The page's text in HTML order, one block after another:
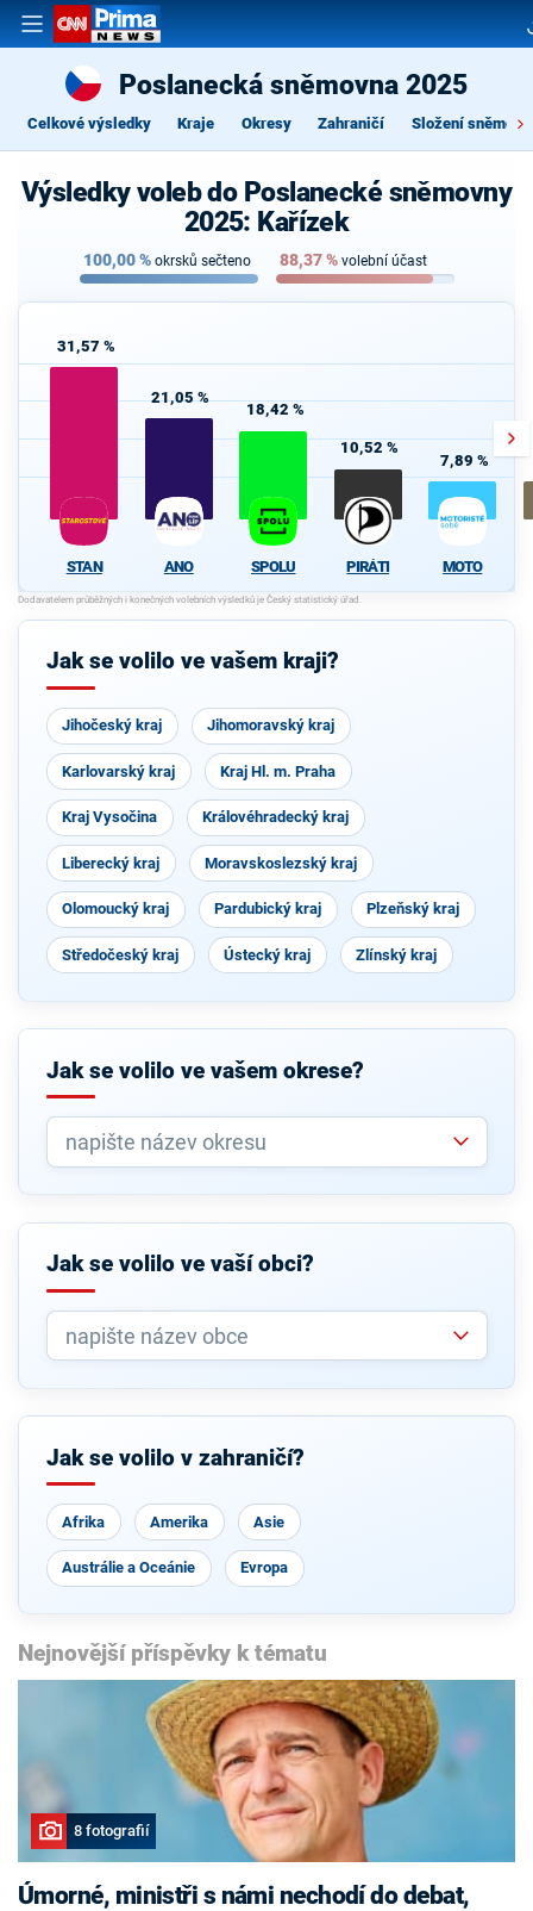
Poslanecká sněmovna 2025
Celkové výsledky Kraje Okresy Zahraničí Složení
Výsledky voleb do Poslanecké sněmovny
2025: Kařízek
100,00% okrsků sečteno 88,37% volební účast
31,57 %
STAN
21,05 %
ANO
18,42 %
SPOLU
10,52 %
PIRÁTI
7,89 %
MOTO
Jak se volilo ve vašem kraji?
Jihočeský kraj Jihomoravský kraj
Karlovarský kraj Kraj Hl. m. Praha
Kraj Vysočina Královéhradecký kraj
Liberecký kraj Moravskoslezský kraj
Olomoucký kraj Pardubický kraj Plzeňský kraj
Středočeský kraj Ústecký kraj Zlínský kraj
Jak se volilo ve vašem okrese?
Jak se volilo ve vaší obci?
Jak se volilo v zahraničí?
Afrika Amerika Asie
Austrálie a Oceánie Evropa
Nejnovější příspěvky k tématu
8 fotografií
Úmorné, ministři s námi nechodí do debat,